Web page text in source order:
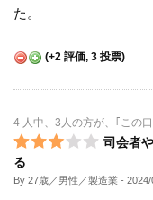
た。
(+2 評価, 3 投票)
4 人中、3人の方が、｢この
司会者
る
By 27歳／男性／製造業 - 2024/